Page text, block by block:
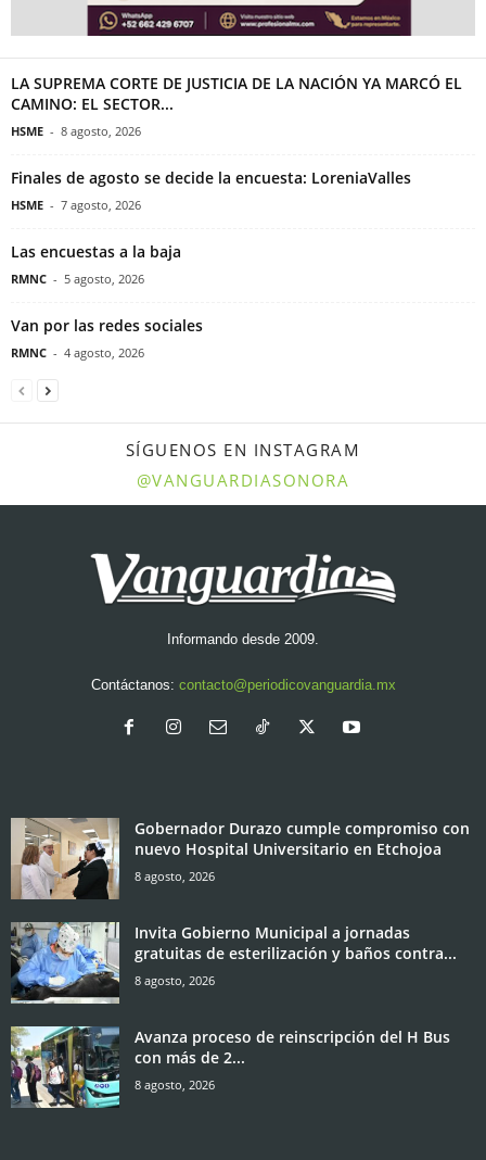
LA SUPREMA CORTE DE JUSTICIA DE LA NACIÓN YA MARCÓ EL
CAMINO: EL SECTOR...
HSME - 8 agosto, 2026
Finales de agosto se decide la encuesta: LoreniaValles
HSME - 7 agosto, 2026
Las encuestas a la baja
RMNC - 5 agosto, 2026
Van por las redes sociales
RMNC - 4 agosto, 2026
SÍGUENOS EN INSTAGRAM
@VANGUARDIASONORA
Informando desde 2009.
Contáctanos: contacto@periodicovanguardia.mx
Gobernador Durazo cumple compromiso con
nuevo Hospital Universitario en Etchojoa
8 agosto, 2026
Invita Gobierno Municipal a jornadas
gratuitas de esterilización y baños contra...
8 agosto, 2026
Avanza proceso de reinscripción del H Bus
con más de 2...
8 agosto, 2026